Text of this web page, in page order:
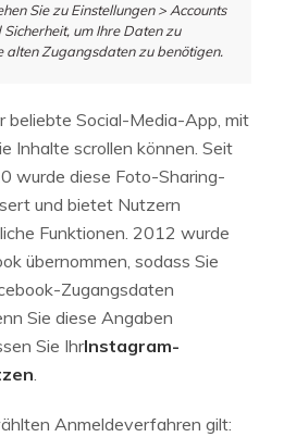
Sie zu Einstellungen > Accounts
um Ihre Daten zu
alten Zugangsdaten zu benötigen.
beliebte Social-Media-App, mit
Inhalte scrollen können. Seit
wurde diese Foto-Sharing-
und bietet Nutzern
Funktionen. 2012 wurde
übernommen, sodass Sie
Zugangsdaten
Sie diese Angaben
Sie IhrInstagram-
.
Anmeldeverfahren gilt: